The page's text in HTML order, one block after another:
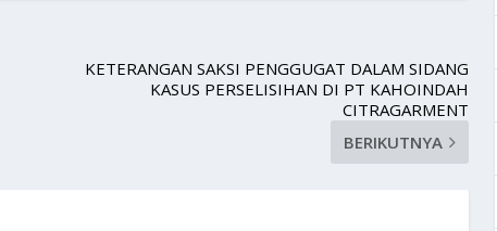
KETERANGAN SAKSI PENGGUGAT DALAM SIDANG
KASUS PERSELISIHAN DI PT KAHOINDAH
CITRAGARMENT
BERIKUTNYA